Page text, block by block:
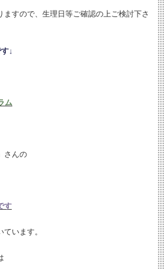
ますので、生理日等ご確認の上ご検討下さ
↓
ム
さんの
す
います。